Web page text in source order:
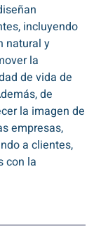
incluyendo
natural y
la
de vida de
de
la imagen de
empresas,
a clientes,
con la